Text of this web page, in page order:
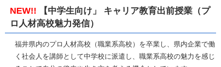
NEW!!
【中学生向け」 キャリア教育出前授業（プ
ロ人材高校魅力発信）
福井県内のプロ人材高校（職業系高校）を卒業し、県内企業で働
く社会人を講師として中学校に派遣し、職業系高校の魅力を感じ